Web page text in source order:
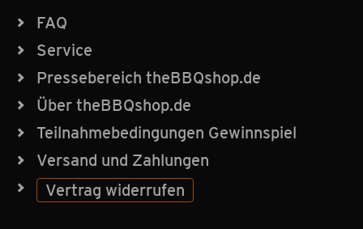
FAQ
Service
Pressebereich theBBQshop.de
Über theBBQshop.de
Teilnahmebedingungen Gewinnspiel
Versand und Zahlungen
Vertrag widerrufen